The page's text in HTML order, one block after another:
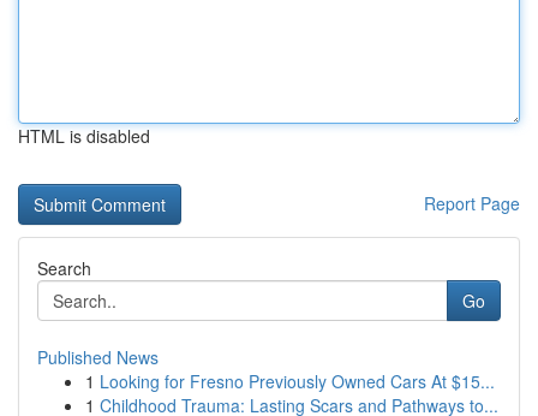
HTML is disabled
Report Page
Search
Go
Published News
1 Looking for Fresno Previously Owned Cars At $15...
1 Childhood Trauma: Lasting Scars and Pathways to...